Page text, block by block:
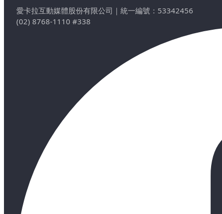
愛卡拉互動媒體股份有限公司 ｜ 統一編號：53342456
(02) 8768-1110 #338